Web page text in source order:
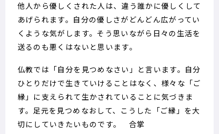
他人から優しくされた人は、違う誰かに優しくして
あげられます。自分の優しさがどんどん広がってい
くような気がします。そう思いながら日々の生活を
送るのも悪くはないと思います。
仏教では「自分を見つめなさい」と言います。自分
ひとりだけで生きていけることはなく、様々な「ご
縁」に支えられて生かされていることに気づきま
す。足元を見つめなおして、こうした「ご縁」を大
切にしていきたいものです。 合掌